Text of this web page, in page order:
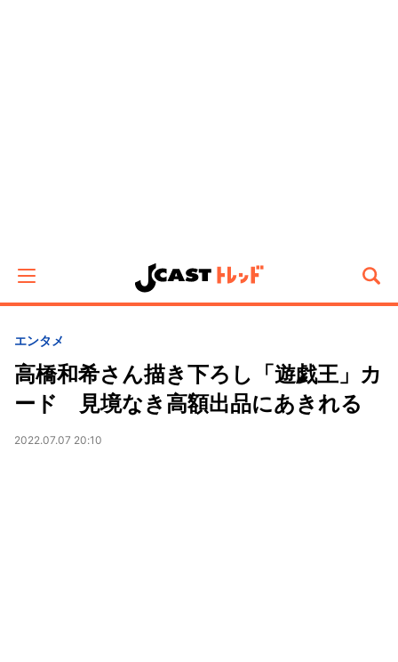
エンタメ
高橋和希さん描き下ろし「遊戯王」カ
ード 見境なき高額出品にあきれる
2022.07.07 20:10